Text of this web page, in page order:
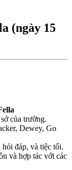
(ngày 15
của trường.
Dewey, Go
đáp, và tiệc tối.
và hợp tác với các